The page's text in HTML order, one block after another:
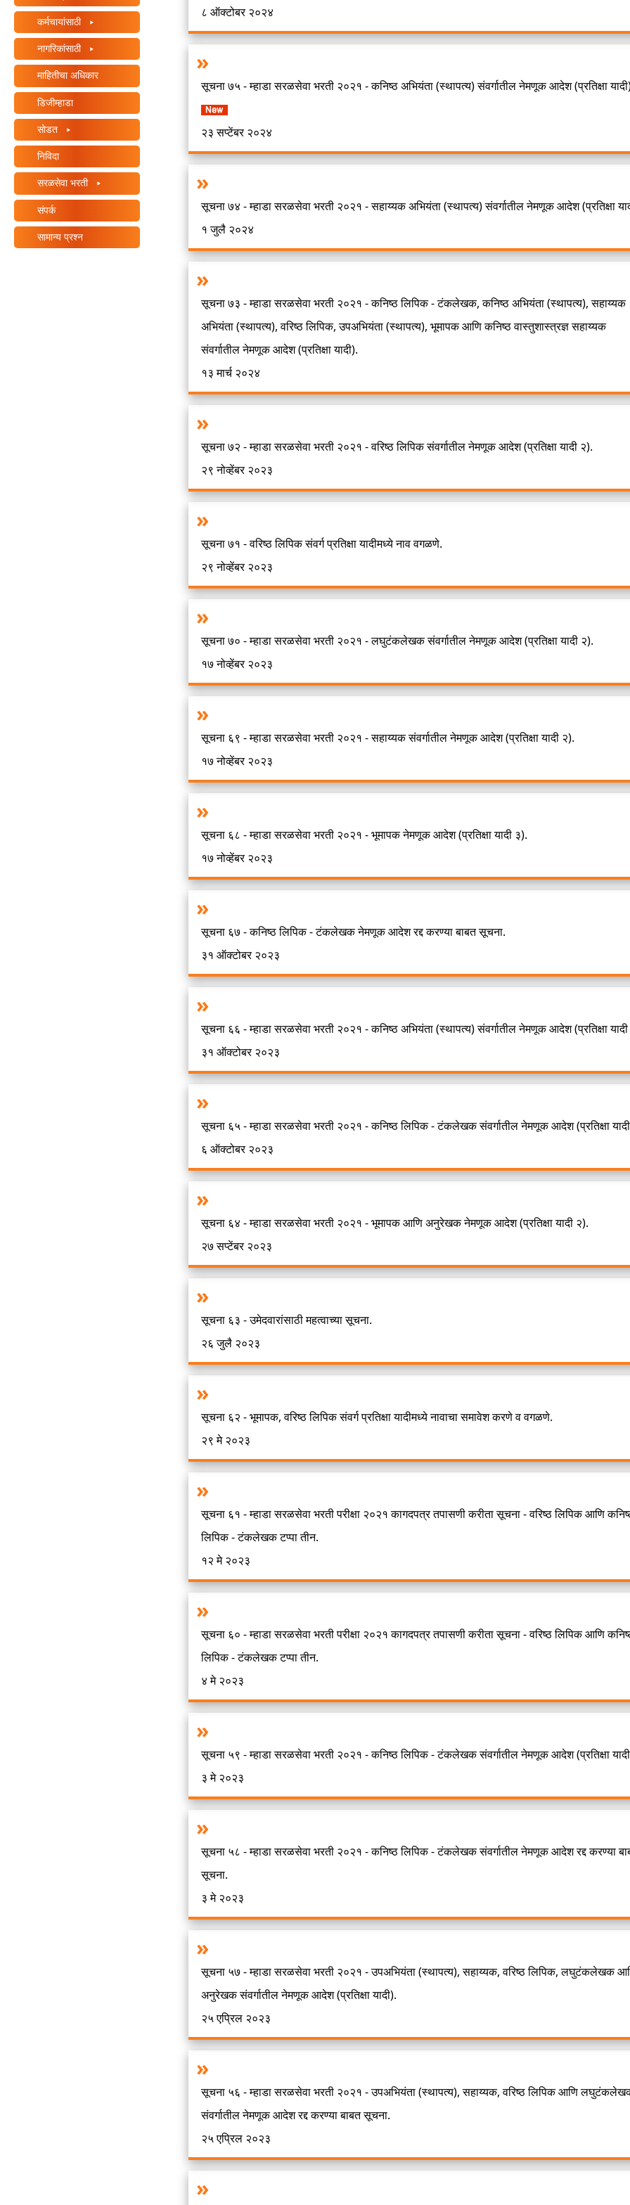
shortcut
activates
the
screen
help
navigate
and
interact
with
कर्मचायांसाठी
नागरिकांसाठी
माहितीचा अधिकार
डिजीम्हाडा
सोडत
निविदा
सरळसेवा भरती
संपर्क
सामान्य प्रश्न
८ ऑक्टोबर २०२४
सूचना ७५ - म्हाडा सरळसेवा भरती २०२१ - कनिष्ठ अभियंता (स्थापत्य) संवर्गातील नेमणूक आदेश (प्रतिक्षा
२३ सप्टेंबर २०२४
सूचना ७४ - म्हाडा सरळसेवा भरती २०२१ - सहाय्यक अभियंता (स्थापत्य) संवर्गातील नेमणूक आदेश (प्रतिक्षा
१ जुलै २०२४
सूचना ७३ - म्हाडा सरळसेवा भरती २०२१ - कनिष्ठ लिपिक - टंकलेखक, कनिष्ठ अभियंता (स्थापत्य), सहाय्यक
अभियंता (स्थापत्य), वरिष्ठ लिपिक, उपअभियंता (स्थापत्य), भूमापक आणि कनिष्ठ वास्तुशास्त्रज्ञ सहाय्यक
संवर्गातील नेमणूक आदेश (प्रतिक्षा यादी).
१३ मार्च २०२४
सूचना ७२ - म्हाडा सरळसेवा भरती २०२१ - वरिष्ठ लिपिक संवर्गातील नेमणूक आदेश (प्रतिक्षा यादी २).
२९ नोव्हेंबर २०२३
सूचना ७१ - वरिष्ठ लिपिक संवर्ग प्रतिक्षा यादीमध्ये नाव वगळणे.
२९ नोव्हेंबर २०२३
सूचना ७० - म्हाडा सरळसेवा भरती २०२१ - लघुटंकलेखक संवर्गातील नेमणूक आदेश (प्रतिक्षा यादी २).
१७ नोव्हेंबर २०२३
सूचना ६९ - म्हाडा सरळसेवा भरती २०२१ - सहाय्यक संवर्गातील नेमणूक आदेश (प्रतिक्षा यादी २).
१७ नोव्हेंबर २०२३
सूचना ६८ - म्हाडा सरळसेवा भरती २०२१ - भूमापक नेमणूक आदेश (प्रतिक्षा यादी ३).
१७ नोव्हेंबर २०२३
सूचना ६७ - कनिष्ठ लिपिक - टंकलेखक नेमणूक आदेश रद्द करण्या बाबत सूचना.
३१ ऑक्टोबर २०२३
सूचना ६६ - म्हाडा सरळसेवा भरती २०२१ - कनिष्ठ अभियंता (स्थापत्य) संवर्गातील नेमणूक आदेश (प्रतिक्षा
३१ ऑक्टोबर २०२३
सूचना ६५ - म्हाडा सरळसेवा भरती २०२१ - कनिष्ठ लिपिक - टंकलेखक संवर्गातील नेमणूक आदेश (प्रतिक्षा
६ ऑक्टोबर २०२३
सूचना ६४ - म्हाडा सरळसेवा भरती २०२१ - भूमापक आणि अनुरेखक नेमणूक आदेश (प्रतिक्षा यादी २).
२७ सप्टेंबर २०२३
सूचना ६३ - उमेदवारांसाठी महत्वाच्या सूचना.
२६ जुलै २०२३
सूचना ६२ - भूमापक, वरिष्ठ लिपिक संवर्ग प्रतिक्षा यादीमध्ये नावाचा समावेश करणे व वगळणे.
२९ मे २०२३
सूचना ६१ - म्हाडा सरळसेवा भरती परीक्षा २०२१ कागदपत्र तपासणी करीता सूचना - वरिष्ठ लिपिक आणि
लिपिक - टंकलेखक टप्पा तीन.
१२ मे २०२३
सूचना ६० - म्हाडा सरळसेवा भरती परीक्षा २०२१ कागदपत्र तपासणी करीता सूचना - वरिष्ठ लिपिक आणि
लिपिक - टंकलेखक टप्पा तीन.
४ मे २०२३
सूचना ५९ - म्हाडा सरळसेवा भरती २०२१ - कनिष्ठ लिपिक - टंकलेखक संवर्गातील नेमणूक आदेश (प्रतिक्षा
३ मे २०२३
सूचना ५८ - म्हाडा सरळसेवा भरती २०२१ - कनिष्ठ लिपिक - टंकलेखक संवर्गातील नेमणूक आदेश रद्द करण्या
सूचना.
३ मे २०२३
सूचना ५७ - म्हाडा सरळसेवा भरती २०२१ - उपअभियंता (स्थापत्य), सहाय्यक, वरिष्ठ लिपिक, लघुटंकलेखक
अनुरेखक संवर्गातील नेमणूक आदेश (प्रतिक्षा यादी).
२५ एप्रिल २०२३
सूचना ५६ - म्हाडा सरळसेवा भरती २०२१ - उपअभियंता (स्थापत्य), सहाय्यक, वरिष्ठ लिपिक आणि
संवर्गातील नेमणूक आदेश रद्द करण्या बाबत सूचना.
२५ एप्रिल २०२३